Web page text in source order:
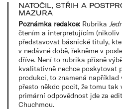
NATOČIL, STŘIH A
MAZURA
Poznámka redakce: Rubrika
čtením a interpretujícím (nikoliv
představovat básnické tituly,
v nedávné době, řekněme v
dříve. Není to rubrika přísně
kvalitativně nechce poskytovat
produkci, to znamená
přesto někdo pocit, že tomu tak
primární odpovědnost jde za
Chuchmou.